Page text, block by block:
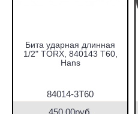
Бита ударная длинная
1/2" TORX, 840143 T60,
Hans
84014-3T60
450.00руб.